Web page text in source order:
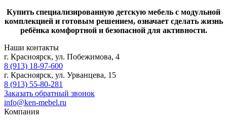
​​​​​​​Купить специализированную детскую мебель с модульной
комплекцией и готовым решением, означает сделать жизнь
ребёнка комфортной и безопасной для активности.
Наши контакты
г. Красноярск, ул. Побежимова, 4
8 (913) 18-97-600
г. Красноярск, ул. Урванцева, 15
8 (913) 55-80-281
Заказать обратный звонок
info@ken-mebel.ru
Компания